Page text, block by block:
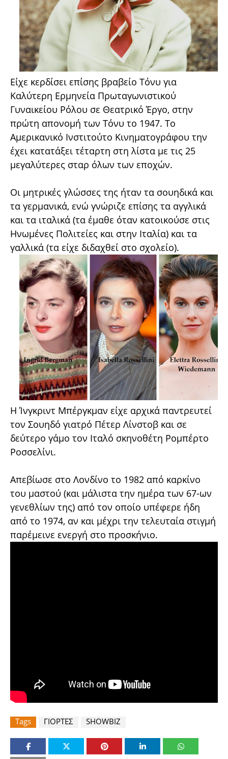
Είχε κερδίσει επίσης βραβείο Τόνυ για
Καλύτερη Ερμηνεία Πρωταγωνιστικού
Γυναικείου Ρόλου σε Θεατρικό Έργο, στην
πρώτη απονομή των Τόνυ το 1947. Το
Αμερικανικό Ινστιτούτο Κινηματογράφου την
έχει κατατάξει τέταρτη στη λίστα με τις 25
μεγαλύτερες σταρ όλων των εποχών.
Οι μητρικές γλώσσες της ήταν τα σουηδικά και
τα γερμανικά, ενώ γνώριζε επίσης τα αγγλικά
και τα ιταλικά (τα έμαθε όταν κατοικούσε στις
Ηνωμένες Πολιτείες και στην Ιταλία) και τα
γαλλικά (τα είχε διδαχθεί στο σχολείο).
Η Ίνγκριντ Μπέργκμαν είχε αρχικά παντρευτεί
τον Σουηδό γιατρό Πέτερ Λίνστοβ και σε
δεύτερο γάμο τον Ιταλό σκηνοθέτη Ρομπέρτο
Ροσσελίνι.
Απεβίωσε στο Λονδίνο το 1982 από καρκίνο
του μαστού (και μάλιστα την ημέρα των 67-ων
γενεθλίων της) από τον οποίο υπέφερε ήδη
από το 1974, αν και μέχρι την τελευταία στιγμή
παρέμεινε ενεργή στο προσκήνιο.
Tags ΓΙΟΡΤΕΣ SHOWBIZ